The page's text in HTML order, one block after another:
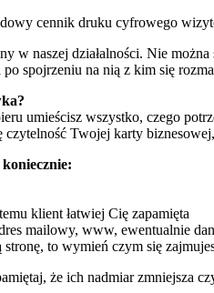
cennik druku cyfrowego
w naszej działalności. Nie
spojrzeniu na nią z kim się
umieścisz wszystko, czego
Twojej karty
klient łatwiej Cię zapamięta
mailowy, www, ewentualnie
to wymień czym się
że ich nadmiar zmniejsza